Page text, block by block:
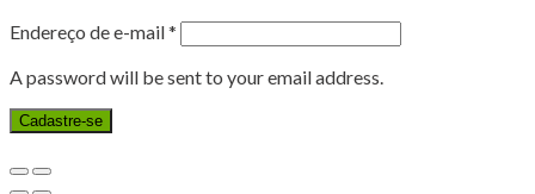
Endereço de e-mail*
A password will be sent to your email address.
Cadastre-se